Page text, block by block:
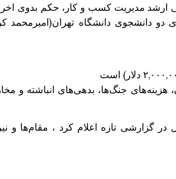
صنعتی امیرکبیر، برای امیرمحمد سورمه، ورودی ۱۴۰۴ کارشناسی ارشد مدیریت کسب و
دانشجوی دانشگاه تهران(امیرمحمد
جنگ‌ها، بدهی‌های انباشته و
تازه اعلام کرد ، مقام‌ها و